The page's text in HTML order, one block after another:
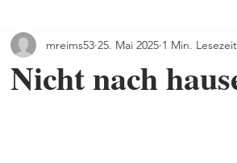
Nicht nach
mreims53 25. Mai 2025 1 Min. Lesezeit